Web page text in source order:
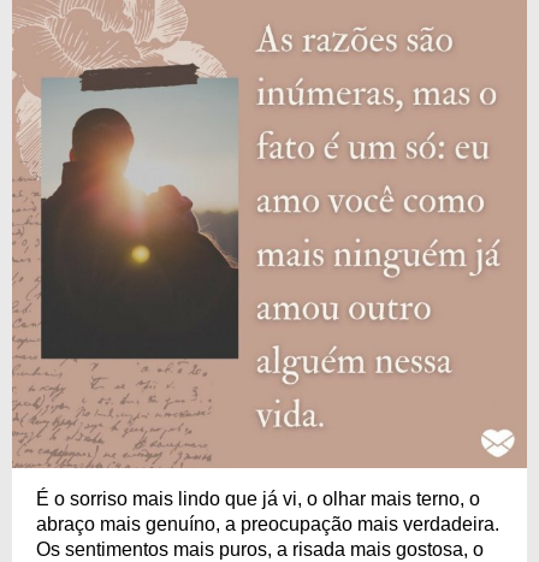
É o sorriso mais lindo que já vi, o olhar mais terno, o
abraço mais genuíno, a preocupação mais verdadeira.
Os sentimentos mais puros, a risada mais gostosa, o